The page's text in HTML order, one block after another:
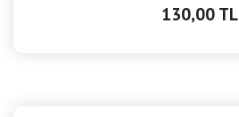
130,00 TL